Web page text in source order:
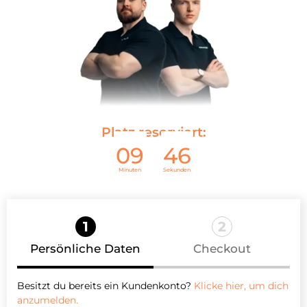
Platz reserviert:
09
Minuten
46
Sekunden
1
Persönliche Daten
2
Checkout
Besitzt du bereits ein Kundenkonto? Klicke hier, um dich
anzumelden.